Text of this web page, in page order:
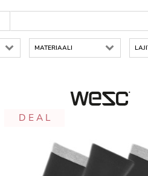
MATERIAALI
D E A L